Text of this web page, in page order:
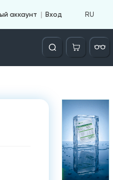
аккаунт Вход RU
Căutare